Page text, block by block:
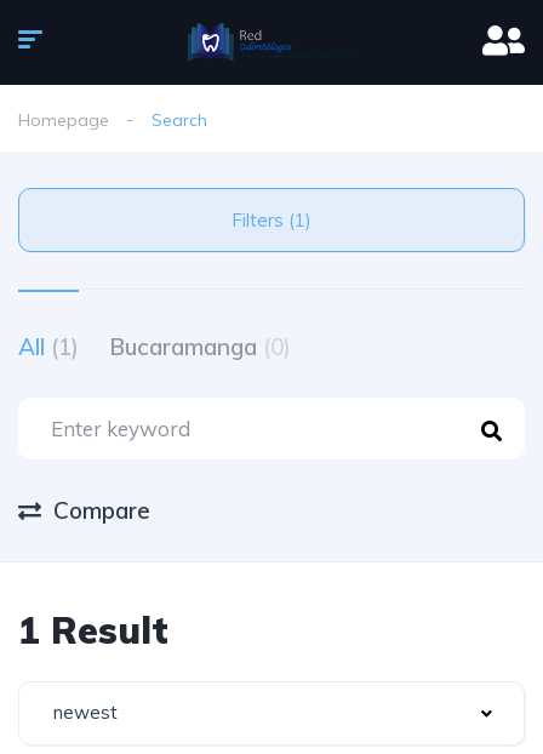
Homepage Search
Filters (1)
All (1) Bucaramanga (0)
Compare
1 Result
newest